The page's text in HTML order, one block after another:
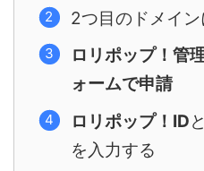
2つ目のドメイン
ロリポップ！管
ォームで申請
ロリポップ！IDと
を入力する